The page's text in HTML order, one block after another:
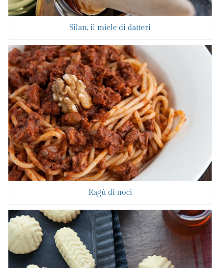
Silan, il miele di datteri
Ragù di noci